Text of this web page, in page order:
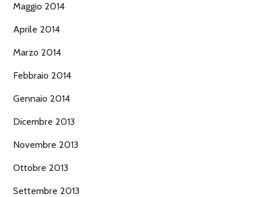
Maggio 2014
Aprile 2014
Marzo 2014
Febbraio 2014
Gennaio 2014
Dicembre 2013
Novembre 2013
Ottobre 2013
Settembre 2013